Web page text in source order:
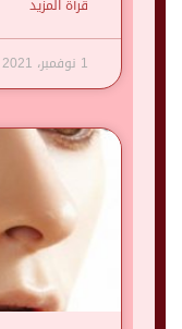
قرأة المزيد
1 نوفمبر، 2021